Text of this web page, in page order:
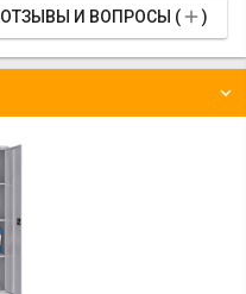
ОТЗЫВЫ И ВОПРОСЫ ()